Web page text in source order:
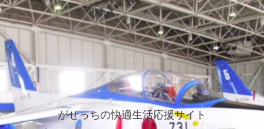
がせっちの快適生活応援サイト